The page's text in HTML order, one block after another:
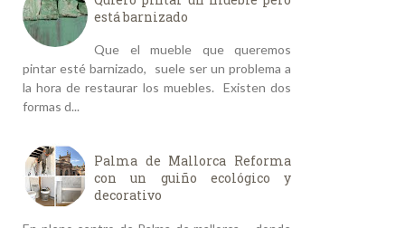
está barnizado
Que el mueble que queremos
pintar esté barnizado, suele ser un problema a
la hora de restaurar los muebles. Existen dos
formas d...
Palma de Mallorca Reforma
con un guiño ecológico y
decorativo